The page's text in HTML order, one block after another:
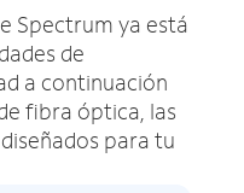
Spectrum ya está
de
a continuación
fibra óptica, las
para tu